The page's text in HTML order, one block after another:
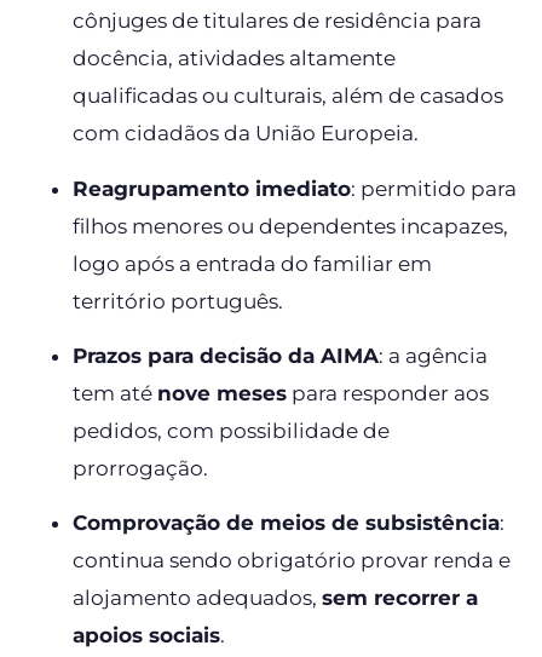
cônjuges de titulares de residência para
docência, atividades altamente
qualificadas ou culturais, além de casados
com cidadãos da União Europeia.
Reagrupamento imediato: permitido para
filhos menores ou dependentes incapazes,
logo após a entrada do familiar em
território português.
Prazos para decisão da AIMA: a agência
tem até nove meses para responder aos
pedidos, com possibilidade de
prorrogação.
Comprovação de meios de subsistência:
continua sendo obrigatório provar renda e
alojamento adequados, sem recorrer a
apoios sociais.